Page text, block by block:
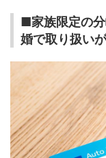
■家族限定の
婚で取り扱い